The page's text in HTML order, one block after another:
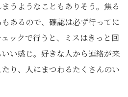
うようなこともありそう。焦る
あるので、確認は必ず行ってに
ックで行うと、ミスはきっと回
い感じ。好きな人から連絡が来
り、人にまつわるたくさんのい